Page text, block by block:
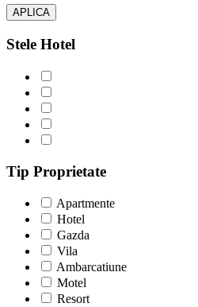
APLICA
Stele Hotel
Tip Proprietate
Apartmente
Hotel
Gazda
Vila
Ambarcatiune
Motel
Resort